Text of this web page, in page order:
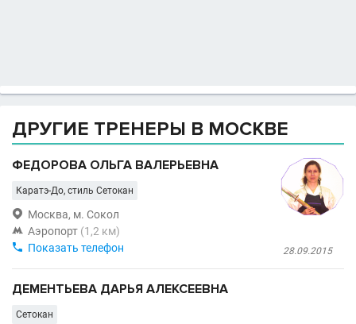
ДРУГИЕ ТРЕНЕРЫ В МОСКВЕ
ФЕДОРОВА ОЛЬГА ВАЛЕРЬЕВНА
Каратэ-До, стиль Сетокан
 Москва, м. Сокол
 Аэропорт (1,2 км)
28.09.2015
 Показать телефон
ДЕМЕНТЬЕВА ДАРЬЯ АЛЕКСЕЕВНА
Сетокан